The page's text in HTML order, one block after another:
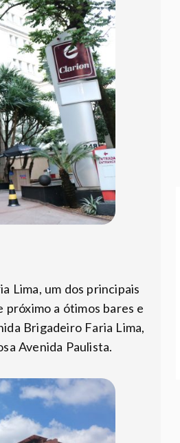
Lima, um dos principais
a ótimos bares e
Brigadeiro Faria Lima,
Avenida Paulista.